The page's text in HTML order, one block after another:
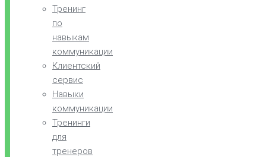
Тренинг
по
навыкам
коммуникации
Клиентский
сервис
Навыки
коммуникации
Тренинги
для
тренеров